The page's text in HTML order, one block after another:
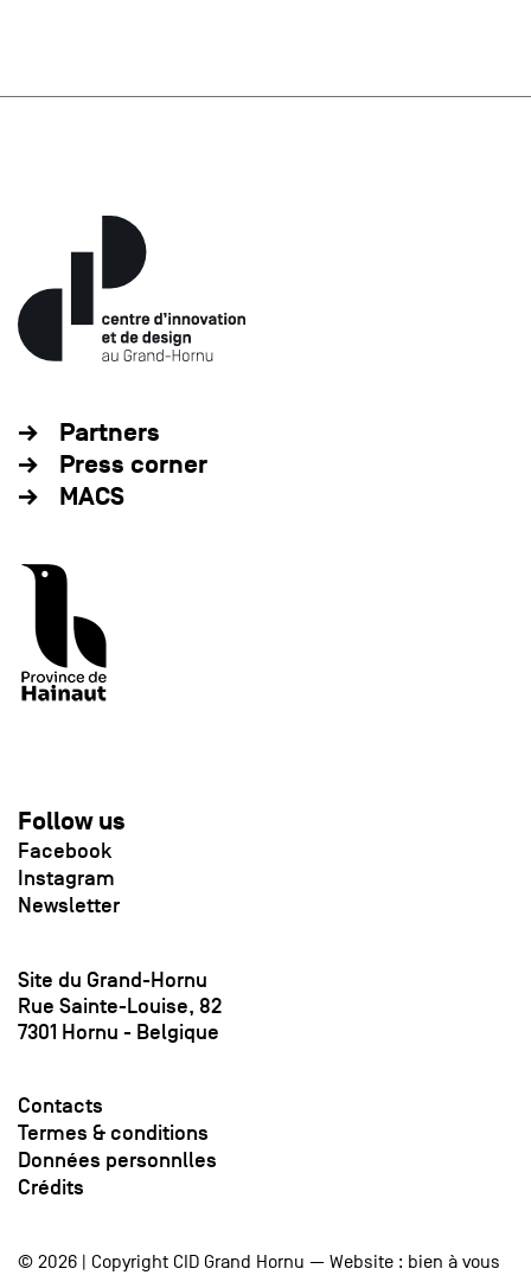
Partners
Press corner
MACS
Follow us
Facebook
Instagram
Newsletter
Site du Grand-Hornu
Rue Sainte-Louise, 82
7301 Hornu - Belgique
Contacts
Termes & conditions
Données personnlles
Crédits
© 2026 | Copyright CID Grand Hornu — Website : bien à vous